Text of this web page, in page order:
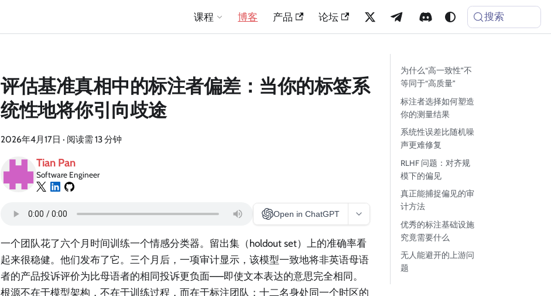
课程 博客 产品 论坛 搜索
评估基准真相中的标注者偏差：当你的标签系
统性地将你引向歧途
2026年4月17日 · 阅读需 13 分钟
Tian Pan
Software Engineer
Open in ChatGPT
一个团队花了六个月时间训练一个情感分类器。留出集（holdout set）上的准确率看
起来很稳健。他们发布了它。三个月后，一项审计显示，该模型一致地将非英语母语
者的产品投诉评价为比母语者的相同投诉更负面——即使文本表达的意思完全相同。
根源不在于模型架构，不在于训练过程，而在于标注团队：十二名身处同一个时区的
为什么“高一致性”不
等同于“高质量”
标注者选择如何塑造
你的测量结果
系统性误差比随机噪
声更难修复
RLHF 问题：对齐规
模下的偏见
真正能捕捉偏见的审
计方法
优秀的标注基础设施
究竟需要什么
无人能避开的上游问
题